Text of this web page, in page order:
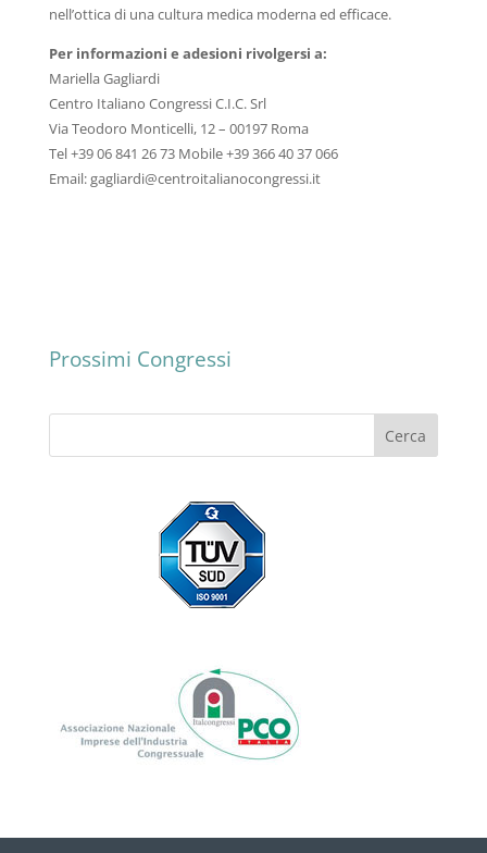
nell’ottica di una cultura medica moderna ed efficace.
Per informazioni e adesioni rivolgersi a:
Mariella Gagliardi
Centro Italiano Congressi C.I.C. Srl
Via Teodoro Monticelli, 12 – 00197 Roma
Tel +39 06 841 26 73 Mobile +39 366 40 37 066
Email: gagliardi@centroitalianocongressi.it
Prossimi Congressi